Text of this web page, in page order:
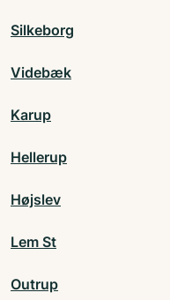
Silkeborg
Videbæk
Karup
Hellerup
Højslev
Lem St
Outrup